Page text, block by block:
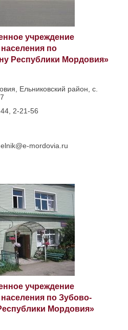
учреждение
по
Республики Мордовия»
Ельниковский район, с.
2-21-56
mordovia.ru
учреждение
по Зубово-
Мордовия»